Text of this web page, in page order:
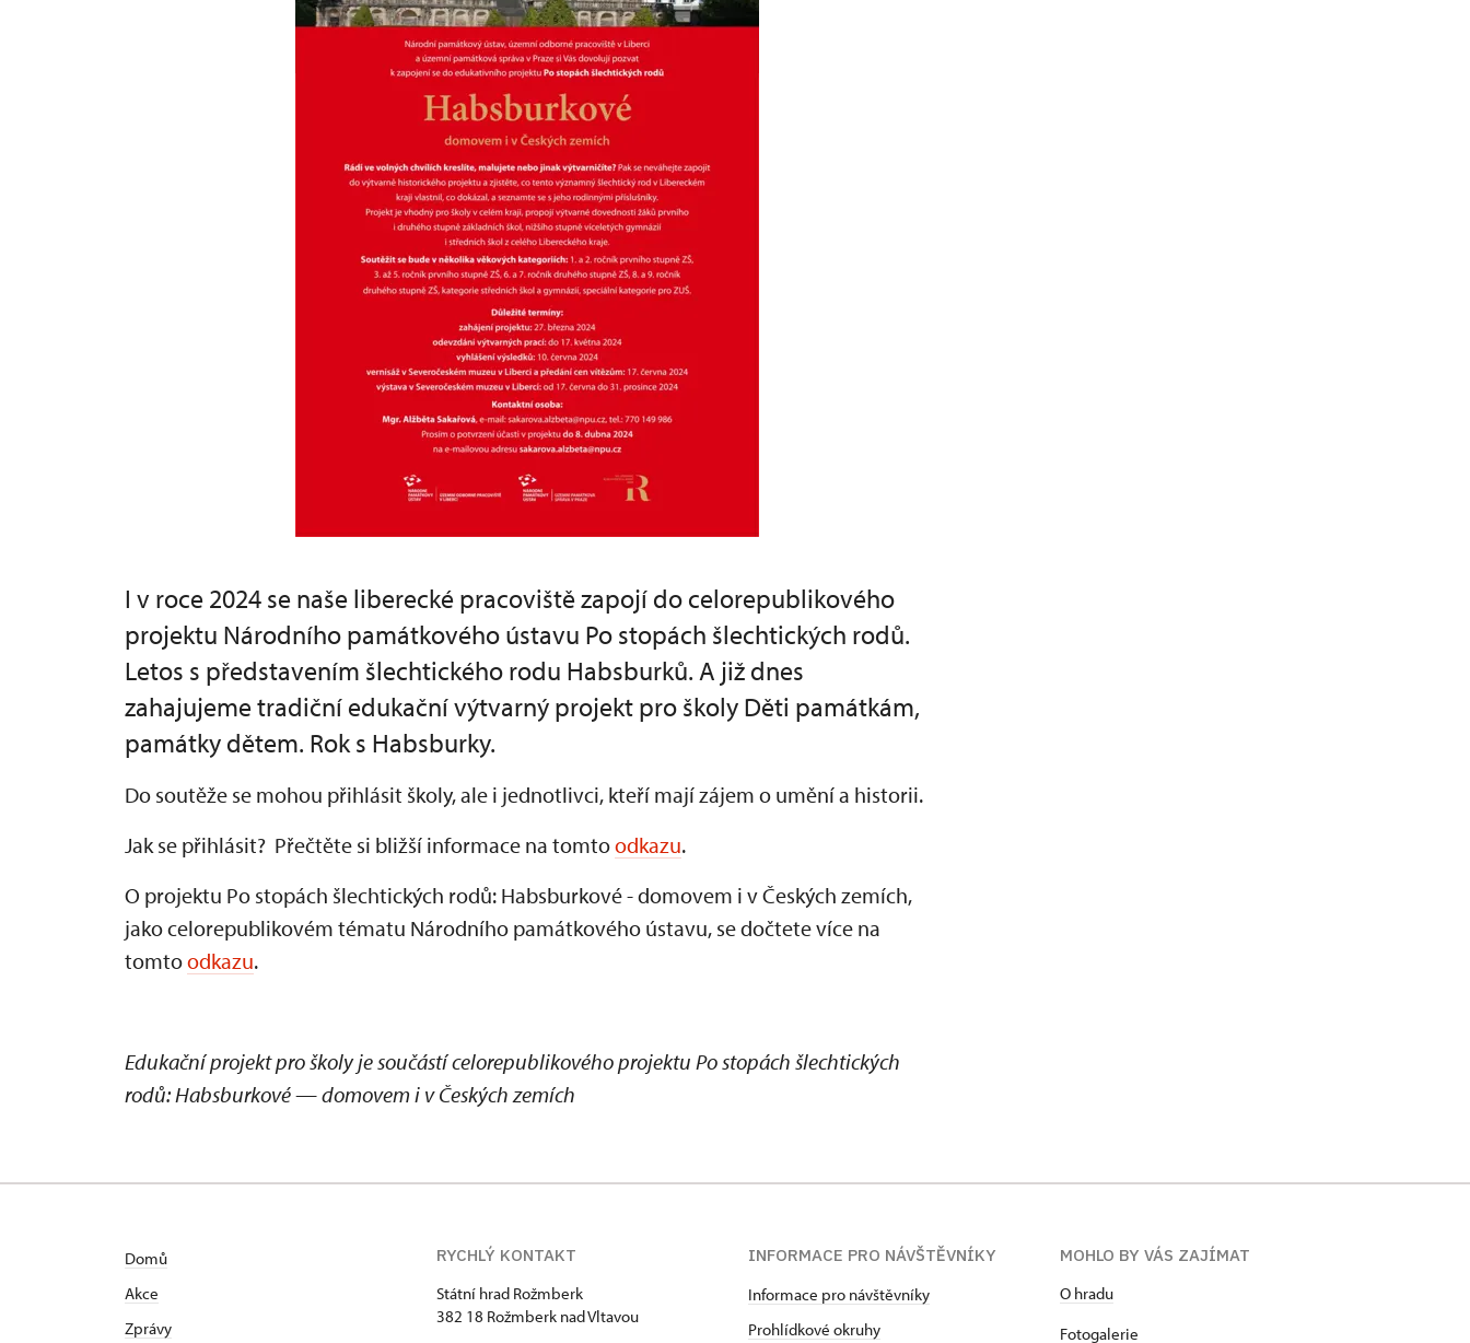
I v roce 2024 se naše liberecké pracoviště zapojí do celorepublikového
projektu Národního památkového ústavu Po stopách šlechtických rodů.
Letos s představením šlechtického rodu Habsburků. A již dnes
zahajujeme tradiční edukační výtvarný projekt pro školy Děti památkám,
památky dětem. Rok s Habsburky.
Do soutěže se mohou přihlásit školy, ale i jednotlivci, kteří mají zájem o umění a historii.
Jak se přihlásit? Přečtěte si bližší informace na tomtoodkazu.
O projektu Po stopách šlechtických rodů: Habsburkové - domovem i v Českých zemích,
jako celorepublikovém tématu Národního památkového ústavu, se dočtete více na
tomtoodkazu.
Edukační projekt pro školy je součástí celorepublikového projektu Po stopách šlechtických
rodů: Habsburkové — domovem i v Českých zemích
Domů
Akce
Zprávy
RYCHLÝ KONTAKT
Státní hrad Rožmberk
382 18 Rožmberk nad Vltavou
INFORMACE PRO NÁVŠTĚVNÍKY
Informace pro návštěvníky
Prohlídkové okruhy
MOHLO BY VÁS ZAJÍMAT
O hradu
Fotogalerie